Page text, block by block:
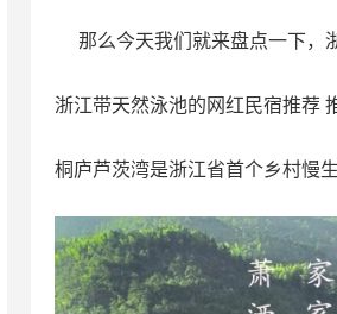
那么今天我们就来盘点一下，
浙江带天然泳池的网红民宿推荐
桐庐芦茨湾是浙江省首个乡村慢